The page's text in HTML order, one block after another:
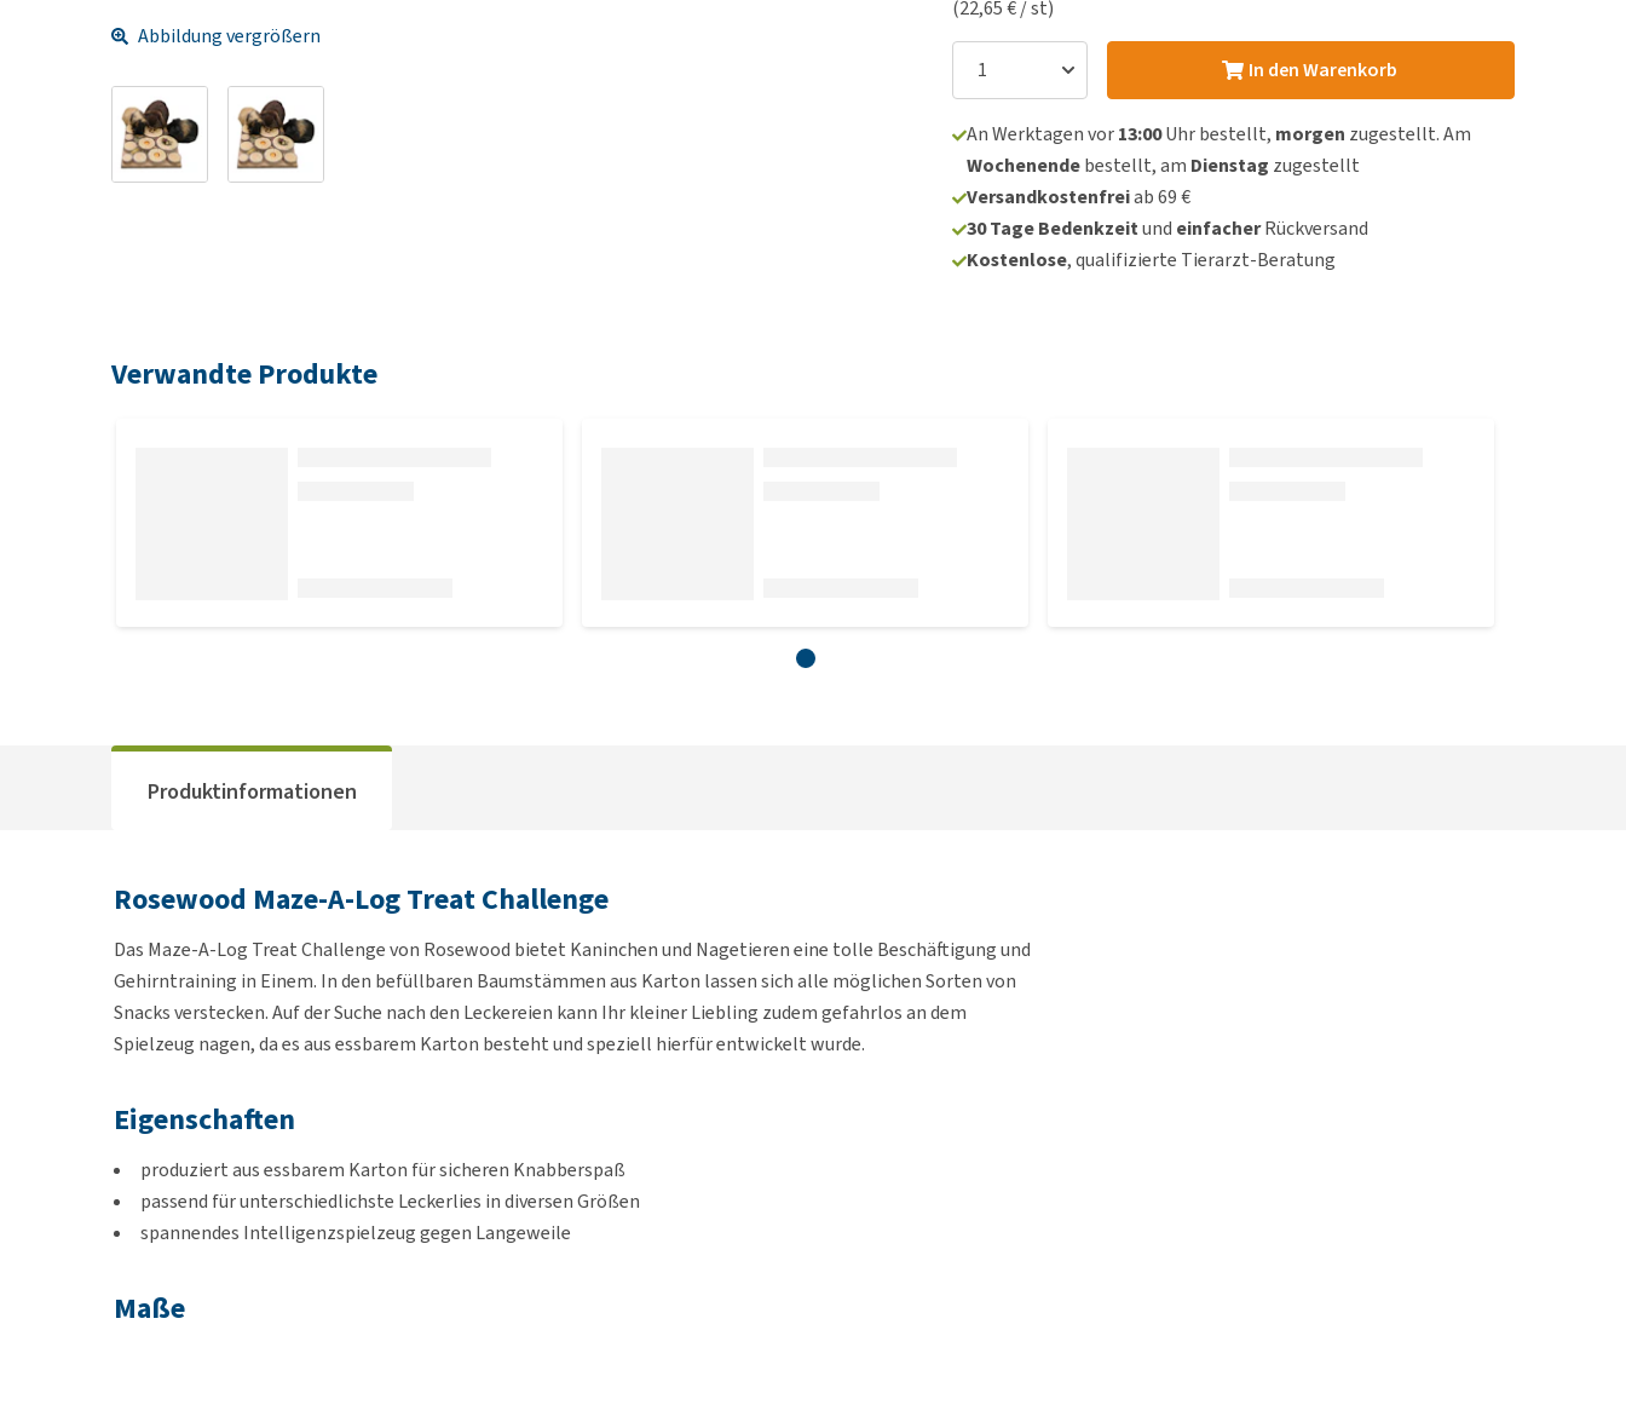
Abbildung vergrößern
(22,65 € / st)
In den Warenkorb
An Werktagen vor13:00Uhr bestellt, morgen zugestellt. Am
Wochenendebestellt, am Dienstag zugestellt
Versandkostenfreiab 69 €
30 Tage Bedenkzeitund einfacherRückversand
Kostenlose, qualifizierte Tierarzt-Beratung
Verwandte Produkte
Produktinformationen
Rosewood Maze-A-Log Treat Challenge
Das Maze-A-Log Treat Challenge von Rosewood bietet Kaninchen und Nagetieren eine tolle Beschäftigung und
Gehirntraining in Einem. In den befüllbaren Baumstämmen aus Karton lassen sich alle möglichen Sorten von
Snacks verstecken. Auf der Suche nach den Leckereien kann Ihr kleiner Liebling zudem gefahrlos an dem
Spielzeug nagen, da es aus essbarem Karton besteht und speziell hierfür entwickelt wurde.
Eigenschaften
produziert aus essbarem Karton für sicheren Knabberspaß
passend für unterschiedlichste Leckerlies in diversen Größen
spannendes Intelligenzspielzeug gegen Langeweile
Maße